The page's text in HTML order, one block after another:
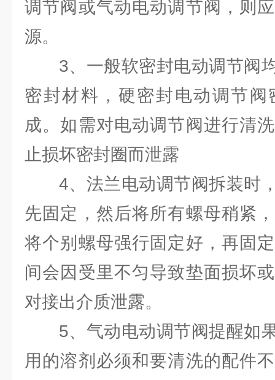
调节阀或气动电动调节阀，则
源。
3、一般软密封电动调节阀
密封材料，硬密封电动调节
成。如需对电动调节阀进行清
止损坏密封圈而泄露
4、法兰电动调节阀拆装时
先固定，然后将所有螺母稍紧
将个别螺母强行固定好，再固
间会因受里不匀导致垫面损坏
对接出介质泄露。
5、气动电动调节阀提醒如
用的溶剂必须和要清洗的配件